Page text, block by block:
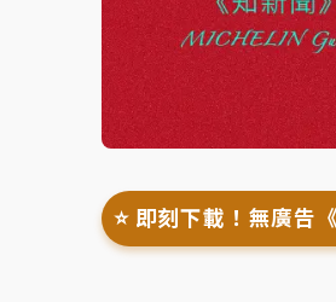
⭐️ 即刻下載！無廣告